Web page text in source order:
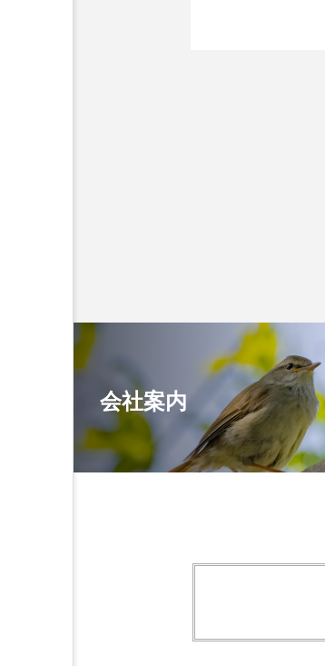
会社案内